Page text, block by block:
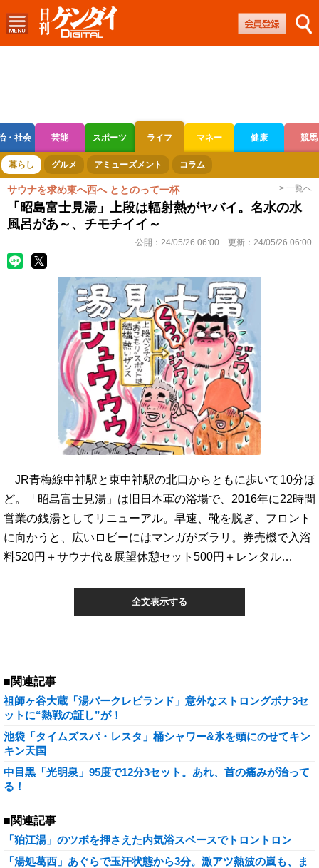
・社会 芸能 スポーツ ライフ マネー 健康 競馬
ボートレース 競輪 オートレース
暮らし グルメ アミューズメント コラム
サウナを求め東へ西へ ととのって一杯 > 一覧へ
「昭島富士見湯」上段は輻射熱がヤバイ。名水の水
風呂があ～、チモチイイ～
公開： 24/05/26 06:00 更新： 24/05/26 06:00
JR青梅線中神駅と東中神駅の北口からともに歩いて10分ほ
ど。「昭島富士見湯」は旧日本軍の浴場で、2016年に22時間
営業の銭湯としてリニューアル。早速、靴を脱ぎ、フロント
に向かうと、広いロビーにはマンガがズラリ。券売機で入浴
料520円＋サウナ代＆展望休憩セット500円＋レンタル…
全文表示する
■関連記事
祖師ヶ谷大蔵「湯パークレビランド」意外なストロングボナ3セ
ットに“熱戦の証し”が！
池袋「タイムズスパ・レスタ」桶シャワー&氷を頭にのせてキン
キン天国
中目黒「光明泉」95度で12分3セット。あれ、首の痛みが治って
る！
■関連記事
「狛江湯」のツボを押さえた内気浴スペースでトロントロン
「湯処葛西」あぐらで玉汗状態から3分。激アツ熱波の嵐も、ま